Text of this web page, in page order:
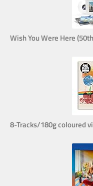
Wish You Were Here
8-Tracks/180g coloured